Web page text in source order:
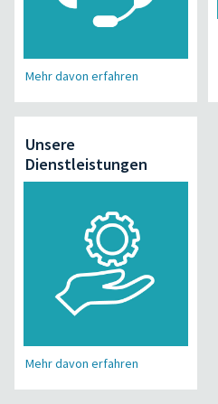
Mehr davon erfahren
Unsere
Dienstleistungen
Mehr davon erfahren